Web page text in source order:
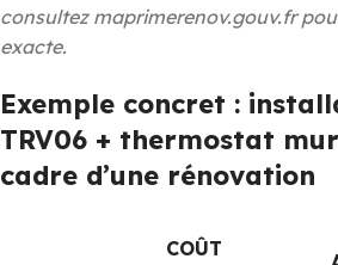
consultez maprimerenov.gouv.fr
exacte.
Exemple concret :
TRV06 + thermostat
cadre d’une rénovation
COÛT